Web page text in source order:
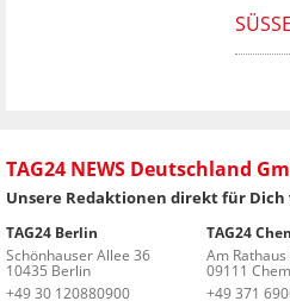
TAG24 NEWS Deutschland
Unsere Redaktionen direkt für Dich
TAG24 Berlin
Schönhauser Allee 36
10435 Berlin
+49 30 120880900
TAG24
Am Rathaus
09111
+49 371